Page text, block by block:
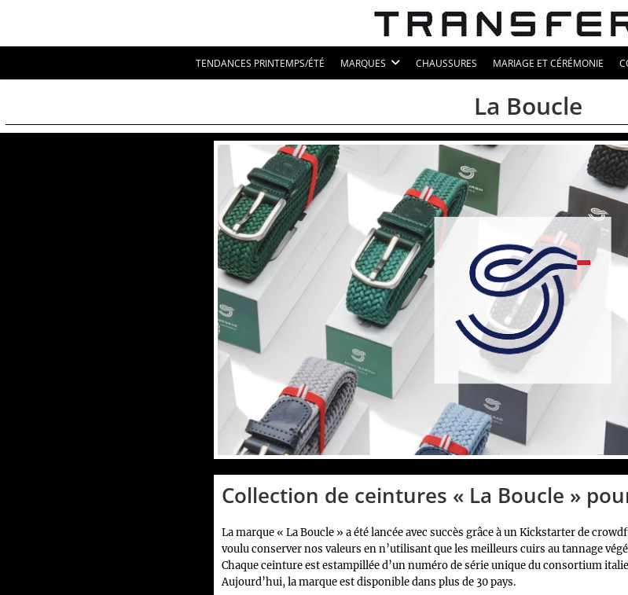
TENDANCES PRINTEMPS/ÉTÉ MARQUES CHAUSSURES MARIAGE ET CÉRÉMONIE
La Boucle
Collection de ceintures « La Boucle »
La marque « La Boucle » a été lancée avec succès grâce à un Kickstarter de
voulu conserver nos valeurs en n’utilisant que les meilleurs cuirs au tannage
Chaque ceinture est estampillée d’un numéro de série unique du consortium
Aujourd’hui, la marque est disponible dans plus de 30 pays.